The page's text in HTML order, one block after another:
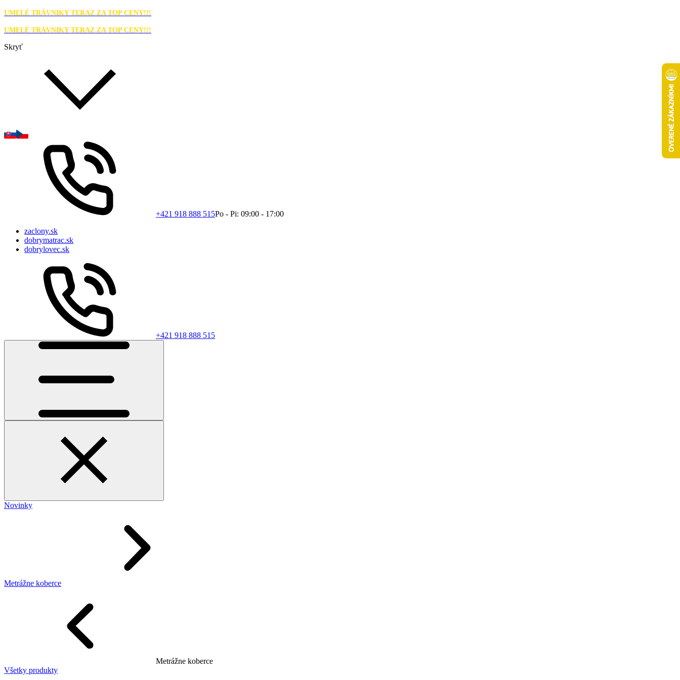
UMELÉ TRÁVNIKY TERAZ ZA TOP CENY!!!
UMELÉ TRÁVNIKY TERAZ ZA TOP CENY!!!
Skryť
+421 918 888 515Po - Pi: 09:00 - 17:00
zaclony.sk
dobrymatrac.sk
dobrylovec.sk
+421 918 888 515
Novinky
Metrážne koberce
Metrážne koberce
Všetky produkty